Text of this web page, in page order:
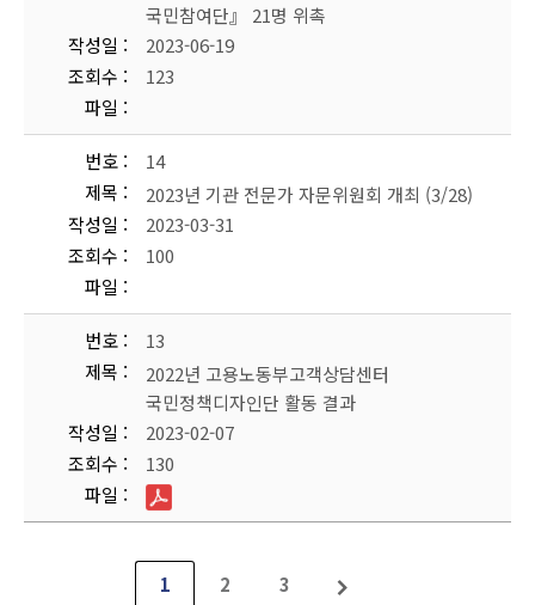
국민참여단』 21명 위촉
작성일
2023-06-19
조회수
123
파일
번호
14
제목
2023년 기관 전문가 자문위원회 개최 (3/28)
작성일
2023-03-31
조회수
100
파일
번호
13
제목
2022년 고용노동부고객상담센터
국민정책디자인단 활동 결과
작성일
2023-02-07
조회수
130
파일
1 2 3